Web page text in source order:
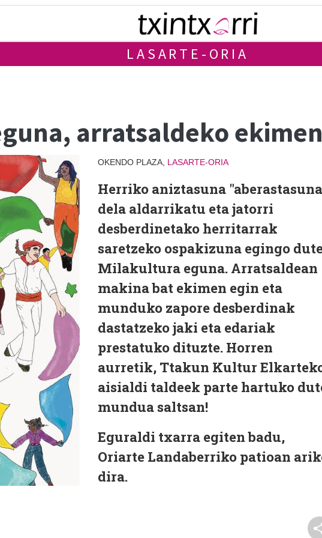
LASARTE-ORIA
arratsaldeko
OKENDO PLAZA, LASARTE-ORIA
Herriko aniztasuna
dela aldarrikatu eta jatorri
desberdinetako herritarrak
saretzeko ospakizuna egingo
Milakultura eguna. Arratsaldean
makina bat ekimen egin eta
munduko zapore desberdinak
dastatzeko jaki eta edariak
prestatuko dituzte. Horren
aurretik, Ttakun Kultur
aisialdi taldeek parte hartuko
mundua saltsan!
Eguraldi txarra egiten badu,
Oriarte Landaberriko patioan
dira.